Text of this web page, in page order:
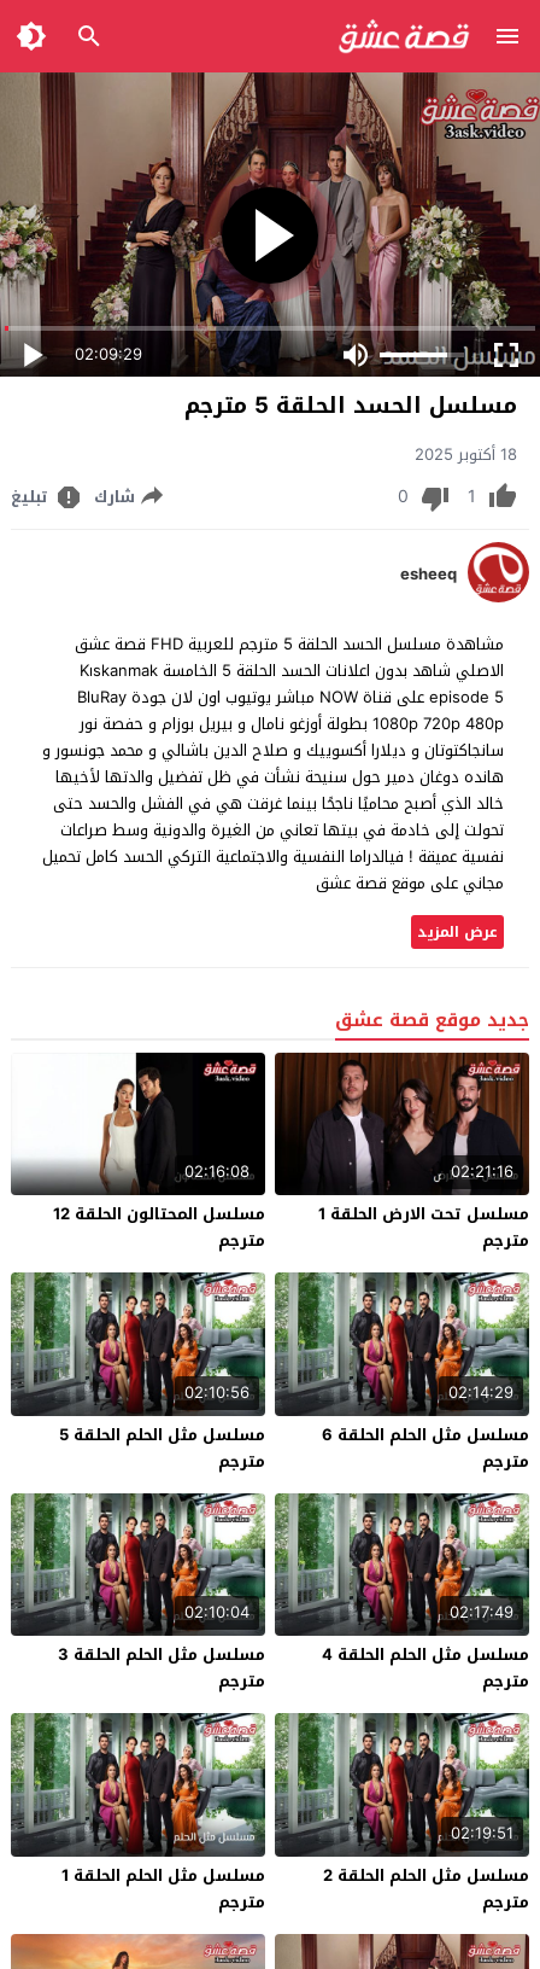
02:09:29
مسلسل الحسد الحلقة 5 مترجم
18 أكتوبر 2025
1
0 شارك تبليغ
esheeq
مشاهدة مسلسل الحسد الحلقة 5 مترجم للعربية FHD قصة عشق
الاصلي شاهد بدون اعلانات الحسد الحلقة 5 الخامسة Kıskanmak
episode 5 على قناة NOW مباشر يوتيوب اون لان جودة BluRay
1080p 720p 480p بطولة أوزغو نامال و بيريل بوزام و حفصة نور
سانجاكتوتان و ديلارا أكسوييك و صلاح الدين باشالي و محمد جونسور و
هانده دوغان دمير حول سنيحة نشأت في ظل تفضيل والدتها لأخيها
خالد الذي أصبح محاميًا ناجحًا بينما غرقت هي في الفشل والحسد حتى
تحولت إلى خادمة في بيتها تعاني من الغيرة والدونية وسط صراعات
نفسية عميقة ! فيالدراما النفسية والاجتماعية التركي الحسد كامل تحميل
مجاني على موقع قصة عشق
عرض المزيد
جديد موقع قصة عشق
02:21:16
مسلسل تحت الارض الحلقة 1
مترجم
02:16:08
مسلسل المحتالون الحلقة 12
مترجم
02:14:29
مسلسل مثل الحلم الحلقة 6
مترجم
02:10:56
مسلسل مثل الحلم الحلقة 5
مترجم
02:17:49
مسلسل مثل الحلم الحلقة 4
مترجم
02:10:04
مسلسل مثل الحلم الحلقة 3
مترجم
02:19:51
مسلسل مثل الحلم الحلقة 2
مترجم
مسلسل مثل الحلم الحلقة 1
مترجم